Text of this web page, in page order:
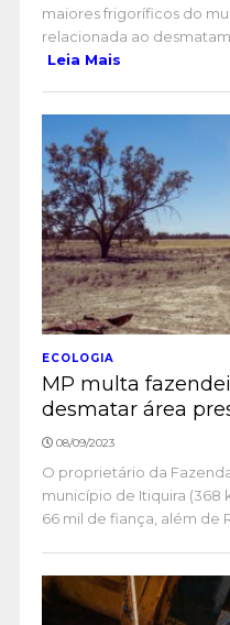
maiores frigoríficos do
relacionada ao
Leia Mais
ECOLOGIA
MP multa
desmatar área
08/09/2023
O proprietário da
município de Itiquira (368
66 mil de fiança, além de